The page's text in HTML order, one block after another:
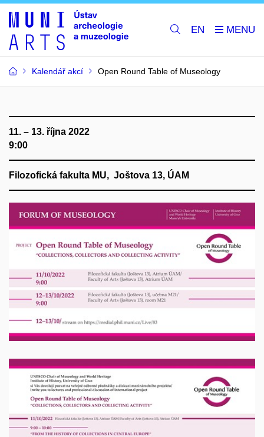
EN
Kalendář akcí Open Round Table of Museology
11. – 13. října 2022
9:00
Filozofická fakulta MU, Joštova 13, ÚAM